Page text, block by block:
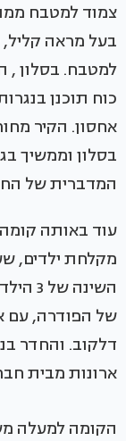
צמוד למטבח
בעל מראה
למטבח. בסלון ,
אחסון. הקיר
בסלון וממשיך
המדברית של
עוד באותה
מקלחת ילדים,
של הפודרה, עם
דלקוב. והחדר
ארונות מבית
הקומה למעלה